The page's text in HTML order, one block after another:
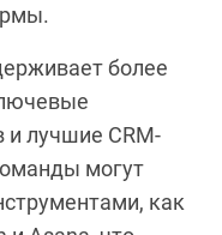
более
и лучшие CRM-
могут
как